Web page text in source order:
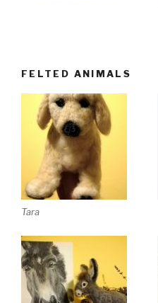
FELTED ANIMALS
Tara